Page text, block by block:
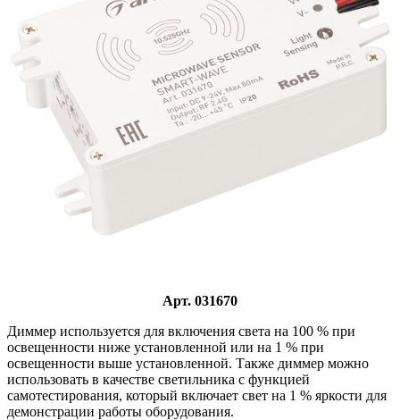
Арт. 031670
Диммер используется для включения света на 100 % при
освещенности ниже установленной или на 1 % при
освещенности выше установленной. Также диммер можно
использовать в качестве светильника с функцией
самотестирования, который включает свет на 1 % яркости для
демонстрации работы оборудования.